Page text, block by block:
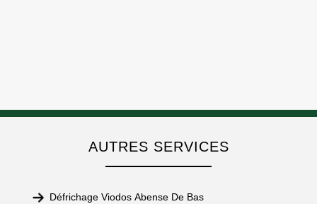
AUTRES SERVICES
Défrichage Viodos Abense De Bas